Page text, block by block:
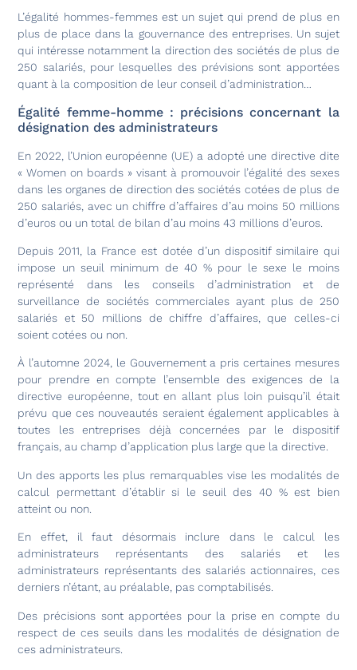
L’égalité hommes-femmes est un sujet qui prend de plus en
plus de place dans la gouvernance des entreprises. Un sujet
qui intéresse notamment la direction des sociétés de plus de
250 salariés, pour lesquelles des prévisions sont apportées
quant à la composition de leur conseil d’administration…
Égalité femme-homme : précisions concernant la
désignation des administrateurs
En 2022, l’Union européenne (UE) a adopté une directive dite
« Women on boards » visant à promouvoir l’égalité des sexes
dans les organes de direction des sociétés cotées de plus de
250 salariés, avec un chiffre d’affaires d’au moins 50 millions
d’euros ou un total de bilan d’au moins 43 millions d’euros.
Depuis 2011, la France est dotée d’un dispositif similaire qui
impose un seuil minimum de 40 % pour le sexe le moins
représenté dans les conseils d’administration et de
surveillance de sociétés commerciales ayant plus de 250
salariés et 50 millions de chiffre d’affaires, que celles-ci
soient cotées ou non.
À l’automne 2024, le Gouvernement a pris certaines mesures
pour prendre en compte l’ensemble des exigences de la
directive européenne, tout en allant plus loin puisqu’il était
prévu que ces nouveautés seraient également applicables à
toutes les entreprises déjà concernées par le dispositif
français, au champ d’application plus large que la directive.
Un des apports les plus remarquables vise les modalités de
calcul permettant d’établir si le seuil des 40 % est bien
atteint ou non.
En effet, il faut désormais inclure dans le calcul les
administrateurs représentants des salariés et les
administrateurs représentants des salariés actionnaires, ces
derniers n’étant, au préalable, pas comptabilisés.
Des précisions sont apportées pour la prise en compte du
respect de ces seuils dans les modalités de désignation de
ces administrateurs.